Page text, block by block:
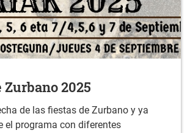
Zurbano 2025
de las fiestas de Zurbano y ya
el programa con diferentes